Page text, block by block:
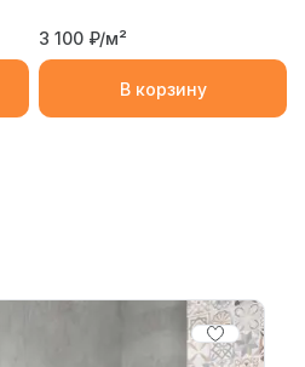
3 100 ₽/м²
В корзину